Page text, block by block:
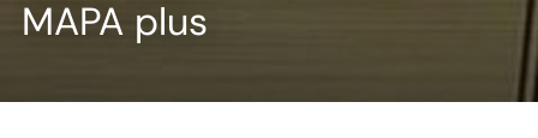
MAPA plus